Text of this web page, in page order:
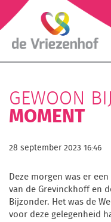
GEWOON
MOMENT
28 september 2023 16:46
Deze morgen was er
van de Grevinckhoff en
Bijzonder. Het was de
voor deze gelegenheid